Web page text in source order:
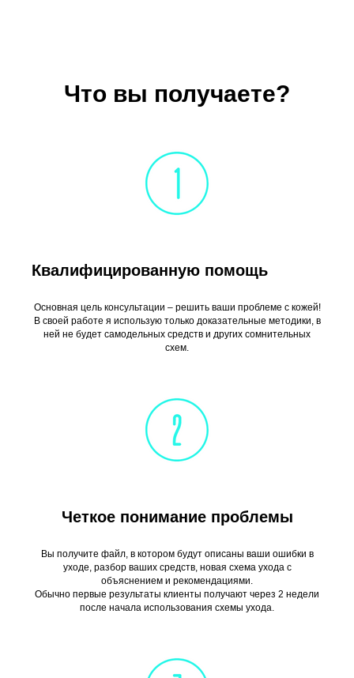
Что вы получаете?
Квалифицированную помощь
Основная цель консультации – решить ваши проблеме с кожей!
В своей работе я использую только доказательные методики, в
ней не будет самодельных средств и других сомнительных
схем.
Четкое понимание проблемы
Вы получите файл, в котором будут описаны ваши ошибки в
уходе, разбор ваших средств, новая схема ухода с
объяснением и рекомендациями.
Обычно первые результаты клиенты получают через 2 недели
после начала использования схемы ухода.